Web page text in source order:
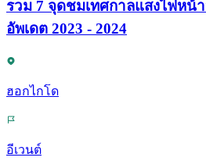
รวม 7 จุดชมเทศกาลแสงไฟหน้
อัพเดต 2023 - 2024
ฮอกไกโด
อีเวนต์